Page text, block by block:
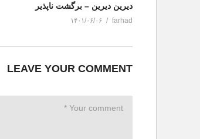
دیرین دیرین – برگشت ناپذیر
farhad ۱۴۰۱/۰۶/۰۶
LEAVE YOUR COMMENT